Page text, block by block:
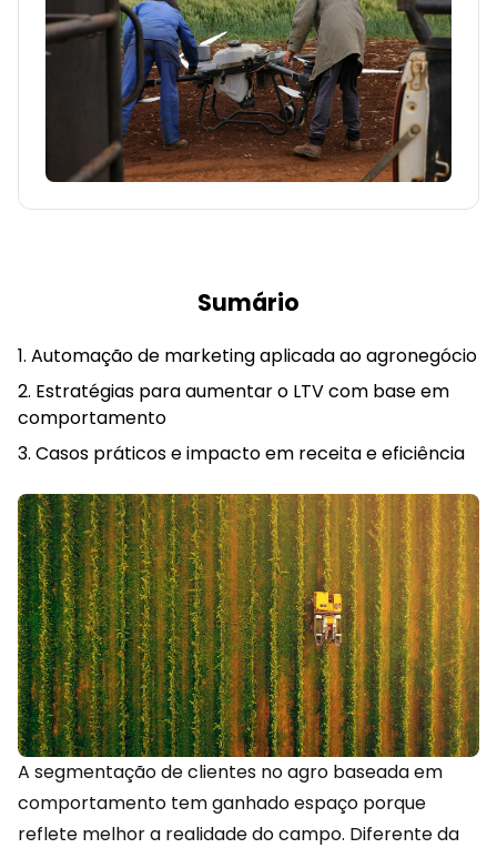
Sumário
Automação de marketing aplicada ao agronegócio
Estratégias para aumentar o LTV com base em
comportamento
Casos práticos e impacto em receita e eficiência
A segmentação de clientes no agro baseada em
comportamento tem ganhado espaço porque
reflete melhor a realidade do campo. Diferente da